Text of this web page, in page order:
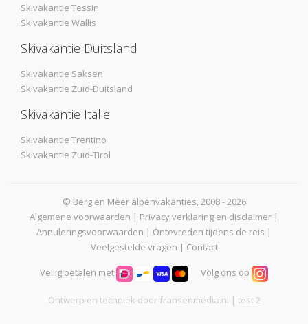
Skivakantie Tessin
Skivakantie Wallis
Skivakantie Duitsland
Skivakantie Saksen
Skivakantie Zuid-Duitsland
Skivakantie Italie
Skivakantie Trentino
Skivakantie Zuid-Tirol
© Berg en Meer alpenvakanties, 2008 - 2026
Algemene voorwaarden | Privacy verklaring en disclaimer |
Annuleringsvoorwaarden | Ontevreden tijdens de reis |
Veelgestelde vragen | Contact
Veilig betalen met Volg ons op
Ontwerp en techniek door fransenmedia.nl | test 2